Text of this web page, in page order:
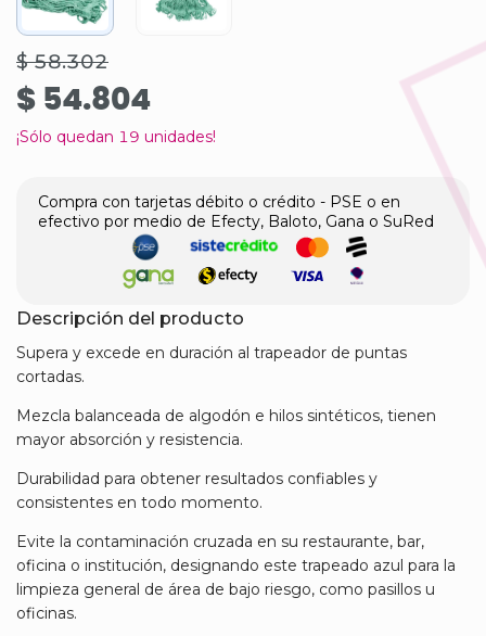
¡Sólo quedan 19 unidades!
$ 58.302
$ 54.804
Compra con tarjetas débito o crédito - PSE o en
efectivo por medio de Efecty, Baloto, Gana o SuRed
Descripción del producto
Supera y excede en duración al trapeador de puntas
cortadas.
Mezcla balanceada de algodón e hilos sintéticos, tienen
mayor absorción y resistencia.
Durabilidad para obtener resultados confiables y
consistentes en todo momento.
Evite la contaminación cruzada en su restaurante, bar,
oficina o institución, designando este trapeado azul para la
limpieza general de área de bajo riesgo, como pasillos u
oficinas.